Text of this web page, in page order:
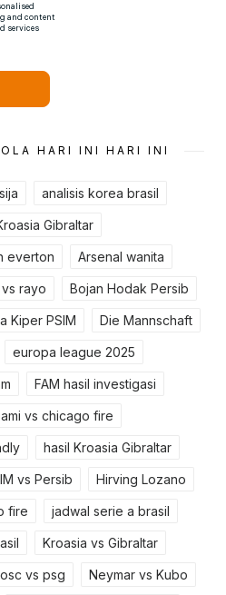
HARI INI HARI INI
analisis korea brasil
Gibraltar
everton Arsenal wanita
rayo Bojan Hodak Persib
Kiper PSIM Die Mannschaft
europa league 2025
FAM hasil investigasi
vs chicago fire
hasil Kroasia Gibraltar
vs Persib Hirving Lozano
fire jadwal serie a brasil
Kroasia vs Gibraltar
vs psg Neymar vs Kubo